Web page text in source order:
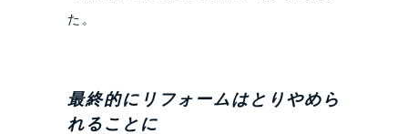
た。
最終的にリフォームはとりやめら
れることに